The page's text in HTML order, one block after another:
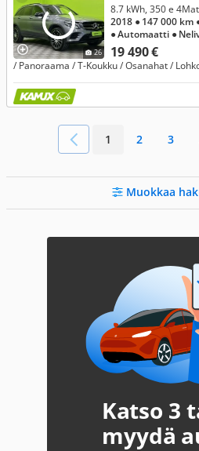
26 19 490 €
8.7 kWh, 350 e
2018 ● 147 000 km
● Automaatti ●
/ Panoraama / T-Koukku / Osanahat /
1 2 3
Muokkaa
Katso 3
myydä